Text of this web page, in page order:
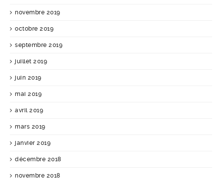
novembre 2019
octobre 2019
septembre 2019
juillet 2019
juin 2019
mai 2019
avril 2019
mars 2019
janvier 2019
décembre 2018
novembre 2018